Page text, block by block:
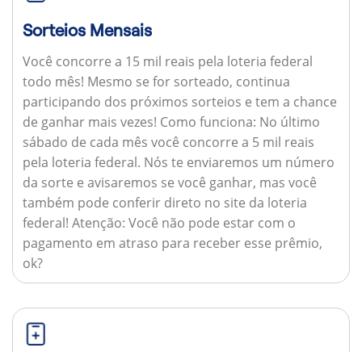
Sorteios Mensais
Você concorre a 15 mil reais pela loteria federal
todo mês! Mesmo se for sorteado, continua
participando dos próximos sorteios e tem a chance
de ganhar mais vezes! Como funciona: No último
sábado de cada mês você concorre a 5 mil reais
pela loteria federal. Nós te enviaremos um número
da sorte e avisaremos se você ganhar, mas você
também pode conferir direto no site da loteria
federal! Atenção: Você não pode estar com o
pagamento em atraso para receber esse prêmio,
ok?